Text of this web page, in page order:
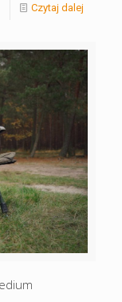
Czytaj dalej